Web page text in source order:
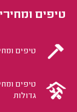
טיפים
טיפים
טיפים
גדולות